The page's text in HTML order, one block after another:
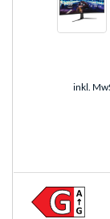
inkl.